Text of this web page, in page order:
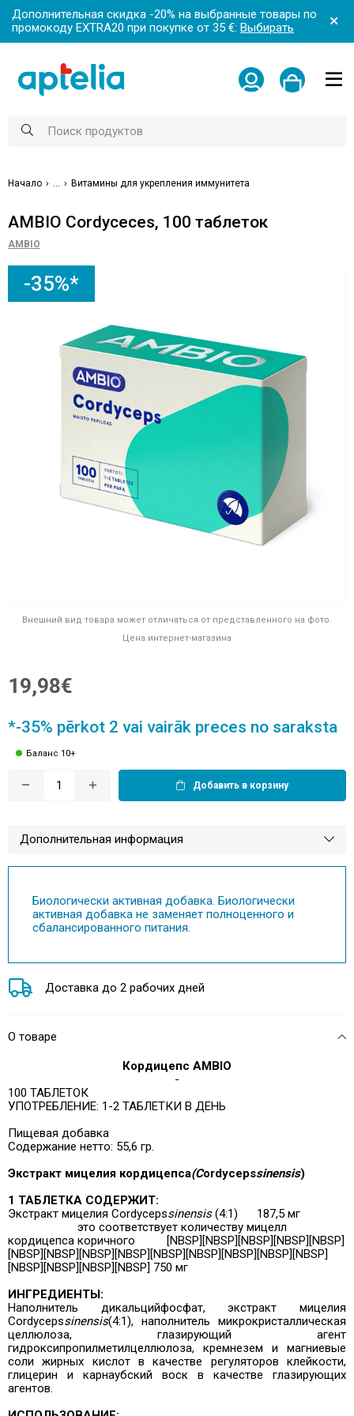
Дополнительная скидка -20% на выбранные товары по
промокоду EXTRA20 при покупке от 35 €: Выбирать
Начало Витамины для укрепления иммунитета
AMBIO Cordyceces, 100 таблеток
AMBIO
-35%*
Внешний вид товара может отличаться от представленного на фото.
Цена интернет-магазина
19,98€
*-35% pērkot 2 vai vairāk preces no saraksta
Баланс 10+
Добавить в корзину
Дополнительная информация
Биологически активная добавка. Биологически
активная добавка не заменяет полноценного и
сбалансированного питания.
Доставка до 2 рабочих дней
О товаре
Кордицепс AMBIO
100 ТАБЛЕТОК
УПОТРЕБЛЕНИЕ: 1-2 ТАБЛЕТКИ В ДЕНЬ
Пищевая добавка
Содержание нетто: 55,6 гр.
Экстракт мицелия кордицепса(Cordycepssinensis)
1 ТАБЛЕТКА СОДЕРЖИТ:
Экстракт мицелия Cordycepssinensis(4:1)
187,5 мг
это соответствует количеству мицелл
кордицепса коричного [NBSP][NBSP][NBSP][NBSP][NBSP]
[NBSP][NBSP][NBSP][NBSP][NBSP][NBSP][NBSP][NBSP][NBSP]
[NBSP][NBSP][NBSP] [NBSP] 750 мг
ИНГРЕДИЕНТЫ:
Наполнитель дикальцийфосфат, экстракт мицелия
Cordycepssinensis(4:1), наполнитель микрокристаллическая
целлюлоза, глазирующий агент
гидроксипропилметилцеллюлоза, кремнезем и магниевые
соли жирных кислот в качестве регуляторов клейкости,
глицерин и карнаубский воск в качестве глазирующих
агентов.